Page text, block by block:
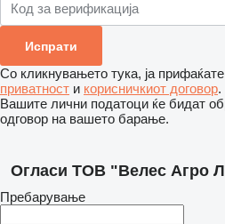
Со кликнувањето тука, ја
приватност и корисничкиот договор.
Вашите лични податоци ќе бидат
одговор на вашето барање.
Огласи ТОВ "Велес Агро
Пребарување